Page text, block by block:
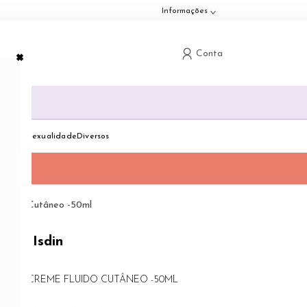
Informações
Conta
Toggle dropdown
SexualidadeToggle dropdown
DiversosToggle dropdown
Cutâneo -50ml
Isdin
CREME FLUIDO CUTÂNEO -50ML
×